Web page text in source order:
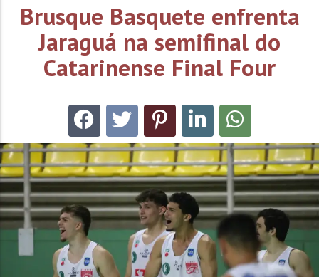
Brusque Basquete enfrenta
Jaraguá na semifinal do
Catarinense Final Four